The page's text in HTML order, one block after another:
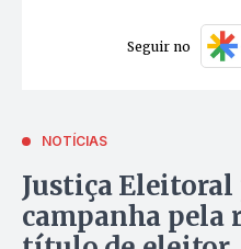
Seguir no
NOTÍCIAS
Justiça
campanha pela